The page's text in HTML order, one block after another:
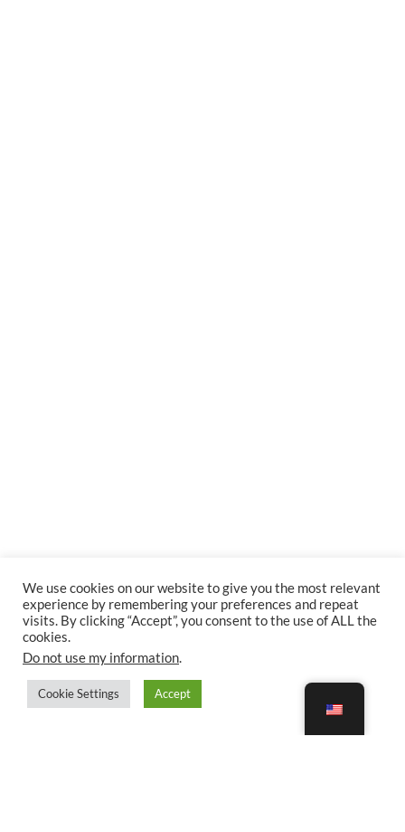
We use cookies on our website to give you the most relevant
experience by remembering your preferences and repeat
visits. By clicking “Accept”, you consent to the use of ALL the
cookies.
Do not use my information.
Cookie Settings Accept